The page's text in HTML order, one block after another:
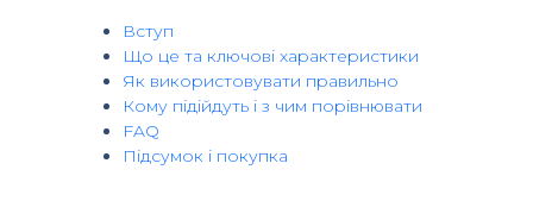
Вступ
Що це та ключові характеристики
Як використовувати правильно
Кому підійдуть і з чим порівнювати
FAQ
Підсумок і покупка